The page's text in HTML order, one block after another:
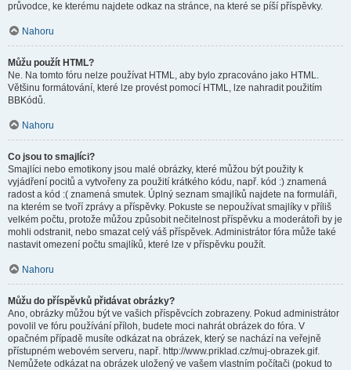
průvodce, ke kterému najdete odkaz na stránce, na které se píší příspěvky.
Nahoru
Můžu použít HTML?
Ne. Na tomto fóru nelze používat HTML, aby bylo zpracováno jako HTML.
Většinu formátování, které lze provést pomocí HTML, lze nahradit použitím
BBKódů.
Nahoru
Co jsou to smajlíci?
Smajlíci nebo emotikony jsou malé obrázky, které můžou být použity k
vyjádření pocitů a vytvořeny za použití krátkého kódu, např. kód :) znamená
radost a kód :( znamená smutek. Úplný seznam smajlíků najdete na formuláři,
na kterém se tvoří zprávy a příspěvky. Pokuste se nepoužívat smajlíky v příliš
velkém počtu, protože můžou způsobit nečitelnost příspěvku a moderátoři by je
mohli odstranit, nebo smazat celý váš příspěvek. Administrátor fóra může také
nastavit omezení počtu smajlíků, které lze v příspěvku použít.
Nahoru
Můžu do příspěvků přidávat obrázky?
Ano, obrázky můžou být ve vašich příspěvcích zobrazeny. Pokud administrátor
povolil ve fóru používání příloh, budete moci nahrát obrázek do fóra. V
opačném případě musíte odkázat na obrázek, který se nachází na veřejně
přístupném webovém serveru, např. http://www.priklad.cz/muj-obrazek.gif.
Nemůžete odkázat na obrázek uložený ve vašem vlastním počítači (pokud to